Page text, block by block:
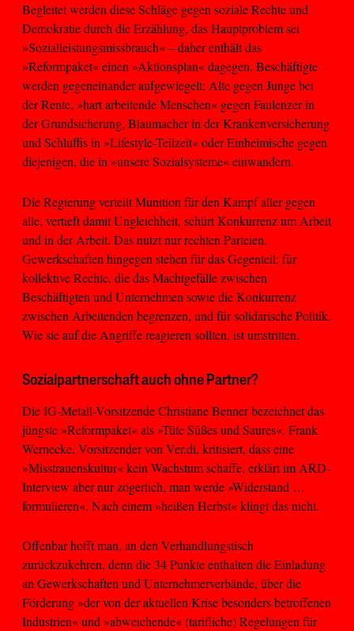
Begleitet werden diese Schläge gegen soziale Rechte und
Demokratie durch die Erzählung, das Hauptproblem sei
»Sozialleistungsmissbrauch« – daher enthält das
»Reformpaket« einen »Aktionsplan« dagegen. Beschäftigte
werden gegeneinander aufgewiegelt: Alte gegen Junge bei
der Rente, »hart arbeitende Menschen« gegen Faulenzer in
der Grundsicherung, Blaumacher in der Krankenversicherung
und Schluffis in »Lifestyle-Teilzeit« oder Einheimische gegen
diejenigen, die in »unsere Sozialsysteme« einwandern.
Die Regierung verteilt Munition für den Kampf aller gegen
alle, vertieft damit Ungleichheit, schürt Konkurrenz um Arbeit
und in der Arbeit. Das nutzt nur rechten Parteien.
Gewerkschaften hingegen stehen für das Gegenteil: für
kollektive Rechte, die das Machtgefälle zwischen
Beschäftigten und Unternehmen sowie die Konkurrenz
zwischen Arbeitenden begrenzen, und für solidarische Politik.
Wie sie auf die Angriffe reagieren sollten, ist umstritten.
Sozialpartnerschaft auch ohne Partner?
Die IG-Metall-Vorsitzende Christiane Benner bezeichnet das
jüngste »Reformpaket« als »Tüte Süßes und Saures«. Frank
Wernecke, Vorsitzender von Ver.di, kritisiert, dass eine
»Misstrauenskultur« kein Wachstum schaffe, erklärt im ARD-
Interview aber nur zögerlich, man werde »Widerstand …
formulieren«. Nach einem »heißen Herbst« klingt das nicht.
Offenbar hofft man, an den Verhandlungstisch
zurückzukehren, denn die 34 Punkte enthalten die Einladung
an Gewerkschaften und Unternehmerverbände, über die
Förderung »der von der aktuellen Krise besonders betroffenen
Industrien« und »abweichende« (tarifliche) Regelungen für